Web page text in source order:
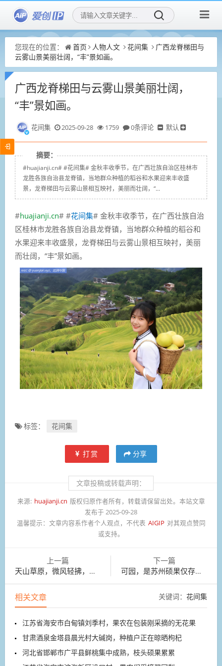
您现在的位置： 首页 人物人文 花间集
广西龙脊梯田与
云雾山景美丽壮阔，“丰”景如画。
广西龙脊梯田与云雾山景美丽壮阔，
“丰”景如画。
花间集 2025-09-28 1759 0条评论 默认
摘要：
#huajianji.cn# #花间集# 金秋丰收季节，在广西壮族自治区桂林市
龙胜各族自治县龙脊镇，当地群众种植的稻谷和水果迎来丰收盛
景，龙脊梯田与云雾山景相互映衬，美丽而壮阔，“...
#huajianji.cn# #花间集# 金秋丰收季节，在广西壮族自治
区桂林市龙胜各族自治县龙脊镇，当地群众种植的稻谷和
水果迎来丰收盛景，龙脊梯田与云雾山景相互映衬，美丽
而壮阔，“丰”景如画。
标签： 花间集
打赏 分享
文章投稿或转载声明：
来源: huajianji.cn 版权归原作者所有，转载请保留出处。本站文章
发布于 2025-09-28
温馨提示： 文章内容系作者个人观点，不代表 AIGIP 对其观点赞同
或支持。
上一篇
天山草原，微风轻拂，山峦叠翠，云雾缠绕。
下一篇
可园，是苏州硕果仅存的书院园林。
相关文章 关键词： 花间集
江苏省海安市白甸镇刘季村，果农在包装刚采摘的无花果
甘肃酒泉金塔县晨光村大碱岗，种植户正在晾晒枸杞
河北省邯郸市广平县鲜桃集中成熟，枝头硕果累累